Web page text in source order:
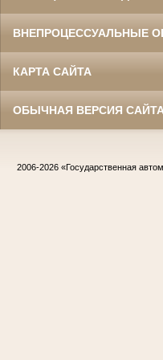
ВНЕПРОЦЕССУАЛЬНЫЕ
КАРТА САЙТА
ОБЫЧНАЯ ВЕРСИЯ
2006-2026 «Государственная